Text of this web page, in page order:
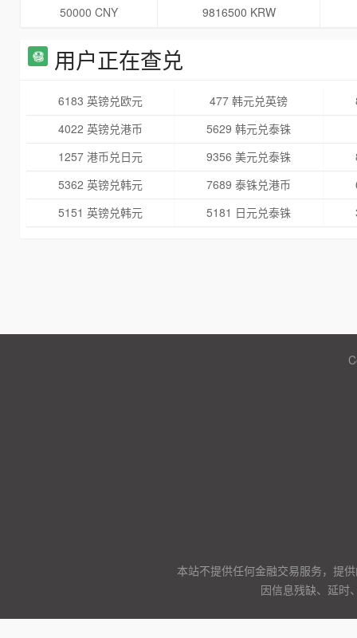
50000 CNY
9816500 KRW
用户正在查兑
6183 英镑兑欧元 477 韩元兑英镑
4022 英镑兑港币
5629 韩元兑泰铢
1257 港币兑日元
9356 美元兑泰铢
5362 英镑兑韩元
7689 泰铢兑港币
5151 英镑兑韩元
5181 日元兑泰铢
本站不提供任何金融交易服务，提
因信息残缺、延时